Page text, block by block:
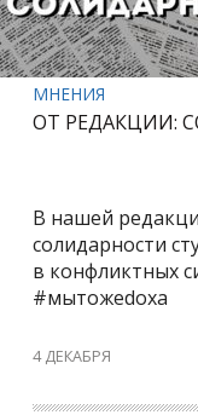
МНЕНИЯ
ОТ РЕДАКЦИИ:
В нашей
солидарности
в конфликтных
#мытожеdoxa
4 ДЕКАБРЯ